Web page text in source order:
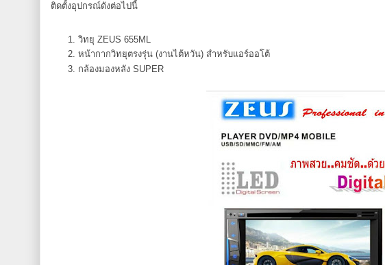
ติดตั้งอุปกรณ์ดังต่อไปนี้
วิทยุ ZEUS 655ML
หน้ากากวิทยุตรงรุ่น (งานไต้หวัน) สำหรับแอร์ออโต้
กล้องมองหลัง SUPER